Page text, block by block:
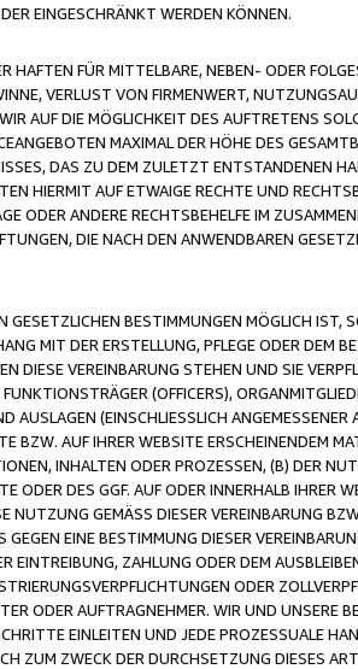
EINGESCHRÄNKT WERDEN KÖNNEN.
FÜR MITTELBARE, NEBEN- ODER
VERLUST VON FIRMENWERT,
AUF DIE MÖGLICHKEIT DES AUFTRETENS
MAXIMAL DER HÖHE DES
DAS ZU DEM ZULETZT ENTSTANDENEN
HIERMIT AUF ETWAIGE RECHTE UND
ODER ANDERE RECHTSBEHELFE IM
DIE NACH DEN ANWENDBAREN
BESTIMMUNGEN MÖGLICH IST,
MIT DER ERSTELLUNG, PFLEGE ODER DEM
DIESE VEREINBARUNG STEHEN UND SIE
(OFFICERS),
(EINSCHLIESSLICH ANGEMESSENER
AUF IHRER WEBSITE ERSCHEINENDEM
INHALTEN ODER PROZESSEN, (B) DER
DES GGF. AUF ODER INNERHALB IHRER
GEMÄSS DIESER VEREINBARUNG
EINE BESTIMMUNG DIESER
ZAHLUNG ODER DEM
ODER
ODER AUFTRAGNEHMER. WIR UND UNSERE
EINLEITEN UND JEDE PROZESSUALE
ZUM ZWECK DER DURCHSETZUNG DIESES